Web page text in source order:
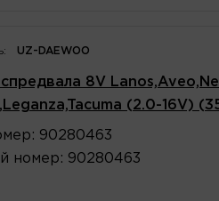
UZ-DAEWOO
8V
(2.0-16V)
: 90280463
номер : 90280463